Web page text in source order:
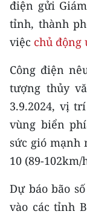
KIỂM CHỨNG
TRI THỨC
54 DÂN TỘC
CHƯƠNG
MỘT SẢN PHẨM
RADIO
E-Magazine
điện gửi
tỉnh, thành
việc chủ động
Công điện
tượng thủy
3.9.2024, vị
vùng biển
sức gió mạnh
10 (89-102km/
Dự báo bão
vào các tỉnh